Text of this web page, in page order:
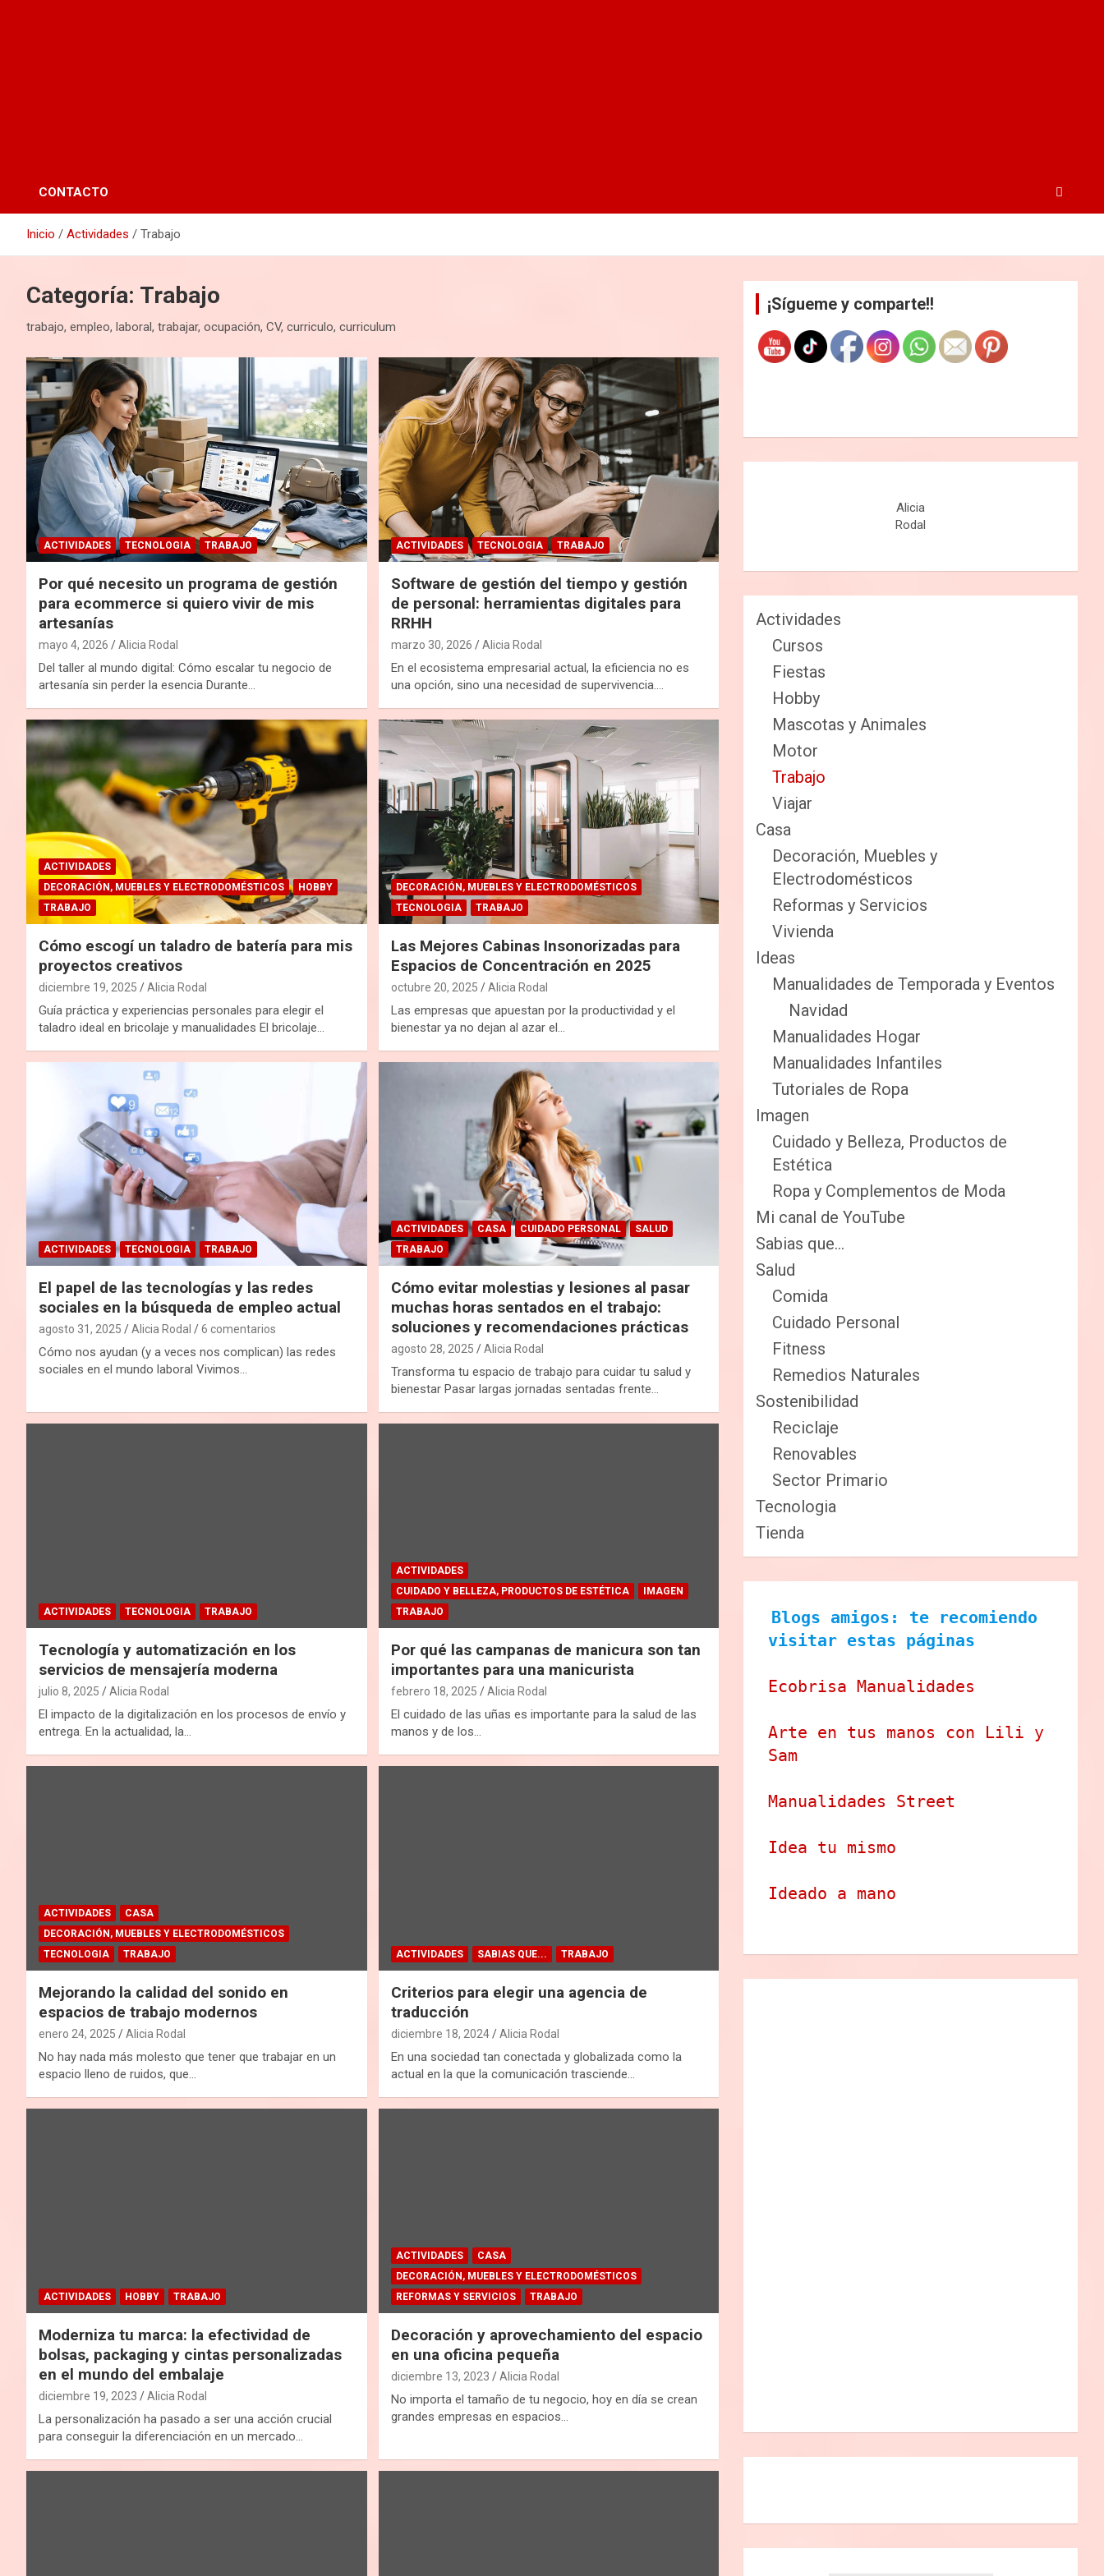
CONTACTO
Inicio Actividades Trabajo
Categoría: Trabajo
trabajo, empleo, laboral, trabajar, ocupación, CV, curriculo, curriculum
ACTIVIDADES TECNOLOGIA TRABAJO
Por qué necesito un programa de gestión
para ecommerce si quiero vivir de mis
artesanías
mayo 4, 2026 Alicia Rodal
Del taller al mundo digital: Cómo escalar tu negocio de
artesanía sin perder la esencia Durante…
ACTIVIDADES TECNOLOGIA TRABAJO
Software de gestión del tiempo y gestión
de personal: herramientas digitales para
RRHH
marzo 30, 2026 Alicia Rodal
En el ecosistema empresarial actual, la eficiencia no es
una opción, sino una necesidad de supervivencia.…
ACTIVIDADES
DECORACIÓN, MUEBLES Y ELECTRODOMÉSTICOS
HOBBY
TRABAJO
Cómo escogí un taladro de batería para mis
proyectos creativos
diciembre 19, 2025 Alicia Rodal
Guía práctica y experiencias personales para elegir el
taladro ideal en bricolaje y manualidades El bricolaje…
DECORACIÓN, MUEBLES Y ELECTRODOMÉSTICOS
TECNOLOGIA
TRABAJO
Las Mejores Cabinas Insonorizadas para
Espacios de Concentración en 2025
octubre 20, 2025 Alicia Rodal
Las empresas que apuestan por la productividad y el
bienestar ya no dejan al azar el…
ACTIVIDADES TECNOLOGIA TRABAJO
El papel de las tecnologías y las redes
sociales en la búsqueda de empleo actual
agosto 31, 2025 Alicia Rodal 6 comentarios
Cómo nos ayudan (y a veces nos complican) las redes
sociales en el mundo laboral Vivimos…
ACTIVIDADES CASA CUIDADO PERSONAL
SALUD
TRABAJO
Cómo evitar molestias y lesiones al pasar
muchas horas sentados en el trabajo:
soluciones y recomendaciones prácticas
agosto 28, 2025 Alicia Rodal
Transforma tu espacio de trabajo para cuidar tu salud y
bienestar Pasar largas jornadas sentadas frente…
ACTIVIDADES TECNOLOGIA TRABAJO
Tecnología y automatización en los
servicios de mensajería moderna
julio 8, 2025 Alicia Rodal
El impacto de la digitalización en los procesos de envío y
entrega. En la actualidad, la…
ACTIVIDADES
CUIDADO Y BELLEZA, PRODUCTOS DE ESTÉTICA
IMAGEN
TRABAJO
Por qué las campanas de manicura son tan
importantes para una manicurista
febrero 18, 2025 Alicia Rodal
El cuidado de las uñas es importante para la salud de las
manos y de los…
ACTIVIDADES
CASA
DECORACIÓN, MUEBLES Y ELECTRODOMÉSTICOS
TECNOLOGIA
TRABAJO
Mejorando la calidad del sonido en
espacios de trabajo modernos
enero 24, 2025 Alicia Rodal
No hay nada más molesto que tener que trabajar en un
espacio lleno de ruidos, que…
ACTIVIDADES SABIAS QUE... TRABAJO
Criterios para elegir una agencia de
traducción
diciembre 18, 2024 Alicia Rodal
En una sociedad tan conectada y globalizada como la
actual en la que la comunicación trasciende…
ACTIVIDADES HOBBY TRABAJO
Moderniza tu marca: la efectividad de
bolsas, packaging y cintas personalizadas
en el mundo del embalaje
diciembre 19, 2023 Alicia Rodal
La personalización ha pasado a ser una acción crucial
para conseguir la diferenciación en un mercado…
ACTIVIDADES
CASA
DECORACIÓN, MUEBLES Y ELECTRODOMÉSTICOS
REFORMAS Y SERVICIOS
TRABAJO
Decoración y aprovechamiento del espacio
en una oficina pequeña
diciembre 13, 2023 Alicia Rodal
No importa el tamaño de tu negocio, hoy en día se crean
grandes empresas en espacios…
¡Sígueme y comparte!!
Alicia
Rodal
Actividades
Cursos
Fiestas
Hobby
Mascotas y Animales
Motor
Trabajo
Viajar
Casa
Decoración, Muebles y
Electrodomésticos
Reformas y Servicios
Vivienda
Ideas
Manualidades de Temporada y Eventos
Navidad
Manualidades Hogar
Manualidades Infantiles
Tutoriales de Ropa
Imagen
Cuidado y Belleza, Productos de
Estética
Ropa y Complementos de Moda
Mi canal de YouTube
Sabias que…
Salud
Comida
Cuidado Personal
Fitness
Remedios Naturales
Sostenibilidad
Reciclaje
Renovables
Sector Primario
Tecnologia
Tienda
Blogs amigos: te recomiendo
visitar estas páginas
Ecobrisa Manualidades
Arte en tus manos con Lili y
Sam
Manualidades Street
Idea tu mismo
Ideado a mano